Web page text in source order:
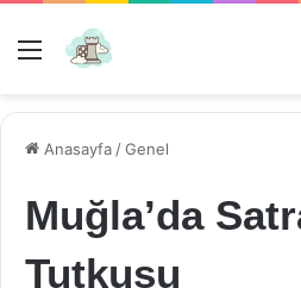
Menü
Anasayfa /Genel
Muğla’da
Tutkusu